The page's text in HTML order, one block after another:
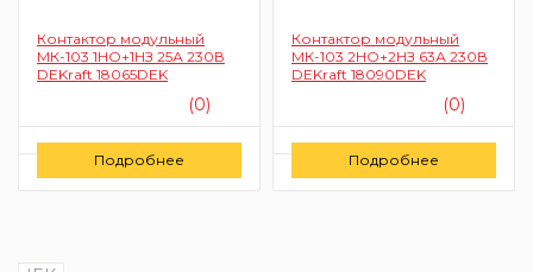
Контактор модульный
МК-103 1НО+1НЗ 25А 230В
DEKraft 18065DEK
(0)
Заказать
Подробнее
Контактор модульный
МК-103 2НО+2НЗ 63А 230В
DEKraft 18090DEK
(0)
Заказать
Подробнее